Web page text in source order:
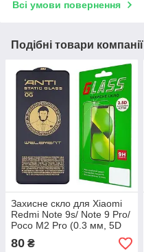
Всі умови повернення
Подібні товари компанії
Захисне скло для Xiaomi
Redmi Note 9s/ Note 9 Pro/
Poco M2 Pro (0.3 мм, 5D
80 ₴